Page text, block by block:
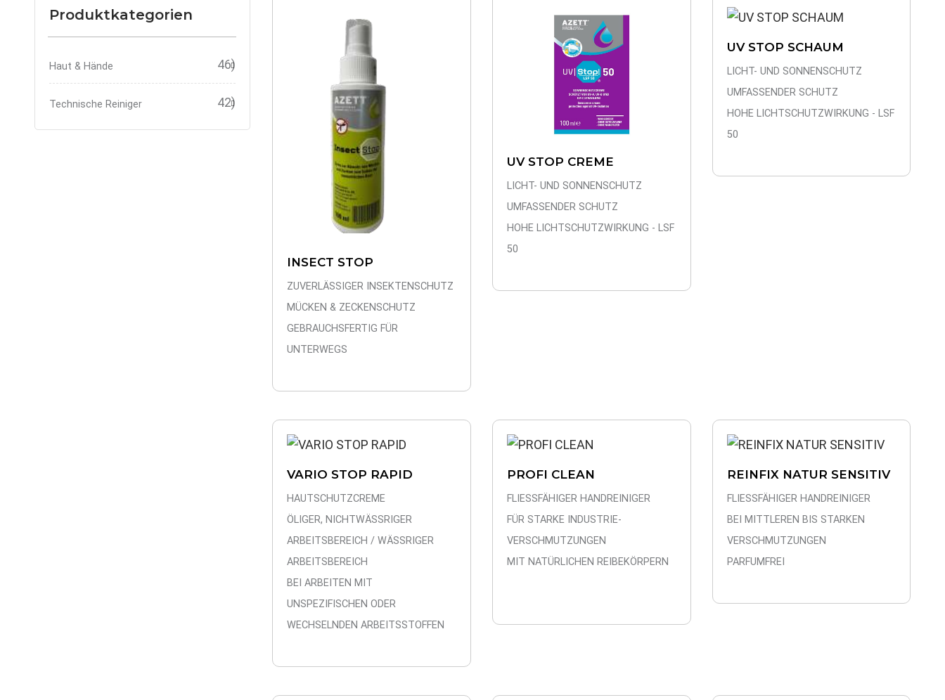
INSECT STOP
ZUVERLÄSSIGER INSEKTENSCHUTZ
MÜCKEN & ZECKENSCHUTZ
GEBRAUCHSFERTIG FÜR
UNTERWEGS
UV STOP CREME
LICHT- UND SONNENSCHUTZ
UMFASSENDER SCHUTZ
HOHE LICHTSCHUTZWIRKUNG - LSF
50
UV STOP SCHAUM
LICHT- UND SONNENSCHUTZ
UMFASSENDER SCHUTZ
HOHE LICHTSCHUTZWIRKUNG - LSF
50
VARIO STOP RAPID
HAUTSCHUTZCREME
ÖLIGER, NICHTWÄSSRIGER
ARBEITSBEREICH / WÄSSRIGER
ARBEITSBEREICH
BEI ARBEITEN MIT
UNSPEZIFISCHEN ODER
WECHSELNDEN ARBEITSSTOFFEN
PROFI CLEAN
FLIESSFÄHIGER HANDREINIGER
FÜR STARKE INDUSTRIE-
VERSCHMUTZUNGEN
MIT NATÜRLICHEN REIBEKÖRPERN
REINFIX NATUR SENSITIV
FLIESSFÄHIGER HANDREINIGER
BEI MITTLEREN BIS STARKEN
VERSCHMUTZUNGEN
PARFUMFREI
Produktkategorien
Haut & Hände 46)
Technische Reiniger 42)